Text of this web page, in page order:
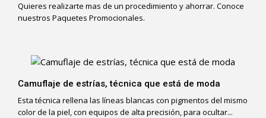
Quieres realizarte mas de un procedimiento y ahorrar. Conoce
nuestros Paquetes Promocionales.
Camuflaje de estrías, técnica que está de moda
Esta técnica rellena las líneas blancas con pigmentos del mismo
color de la piel, con equipos de alta precisión, para ocultar...